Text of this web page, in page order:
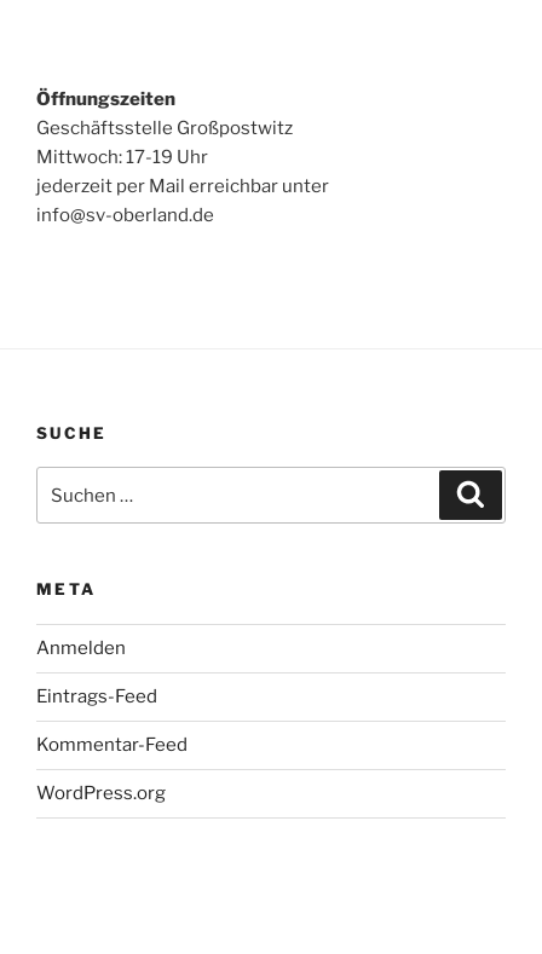
Öffnungszeiten
Geschäftsstelle Großpostwitz
Mittwoch: 17-19 Uhr
jederzeit per Mail erreichbar unter
info@sv-oberland.de
SUCHE
nach:
META
Anmelden
Eintrags-Feed
Kommentar-Feed
WordPress.org